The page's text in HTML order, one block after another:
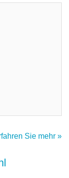
Sie mehr »